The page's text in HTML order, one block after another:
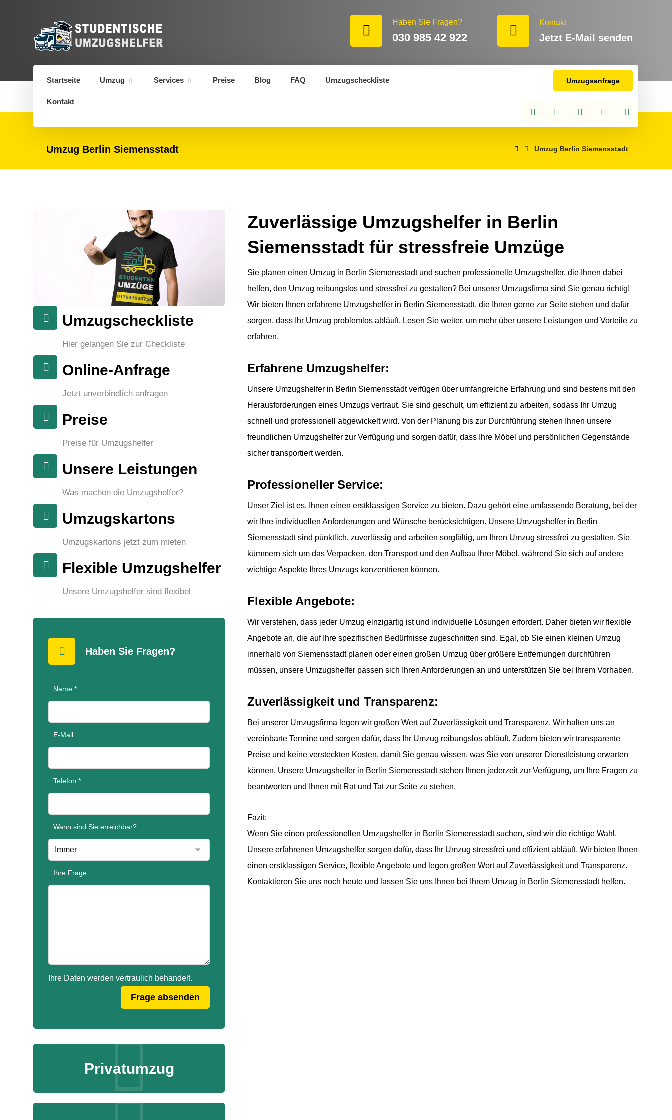
Kontakt
Jetzt E-Mail senden
Haben Sie Fragen?
030 985 42 922
Startseite Umzug Services Preise Blog FAQ Umzugscheckliste
Kontakt
Umzugsanfrage
Umzug Berlin Siemensstadt Umzug Berlin Siemensstadt
Umzugscheckliste
Hier gelangen Sie zur Checkliste
Online-Anfrage
Jetzt unverbindlich anfragen
Preise
Preise für Umzugshelfer
Unsere Leistungen
Was machen die Umzugshelfer?
Umzugskartons
Umzugskartons jetzt zum mieten
Flexible Umzugshelfer
Unsere Umzugshelfer sind flexibel
Haben Sie Fragen?
Name *
E-Mail
Telefon *
Wann sind Sie erreichbar?
Ihre Frage
Ihre Daten werden vertraulich behandelt.
Privatumzug
Zuverlässige Umzugshelfer in Berlin
Siemensstadt für stressfreie Umzüge
Sie planen einen Umzug in Berlin Siemensstadt und suchen professionelle Umzugshelfer, die Ihnen dabei
helfen, den Umzug reibungslos und stressfrei zu gestalten? Bei unserer Umzugsfirma sind Sie genau richtig!
Wir bieten Ihnen erfahrene Umzugshelfer in Berlin Siemensstadt, die Ihnen gerne zur Seite stehen und dafür
sorgen, dass Ihr Umzug problemlos abläuft. Lesen Sie weiter, um mehr über unsere Leistungen und Vorteile zu
erfahren.
Erfahrene Umzugshelfer:
Unsere Umzugshelfer in Berlin Siemensstadt verfügen über umfangreiche Erfahrung und sind bestens mit den
Herausforderungen eines Umzugs vertraut. Sie sind geschult, um effizient zu arbeiten, sodass Ihr Umzug
schnell und professionell abgewickelt wird. Von der Planung bis zur Durchführung stehen Ihnen unsere
freundlichen Umzugshelfer zur Verfügung und sorgen dafür, dass Ihre Möbel und persönlichen Gegenstände
sicher transportiert werden.
Professioneller Service:
Unser Ziel ist es, Ihnen einen erstklassigen Service zu bieten. Dazu gehört eine umfassende Beratung, bei der
wir Ihre individuellen Anforderungen und Wünsche berücksichtigen. Unsere Umzugshelfer in Berlin
Siemensstadt sind pünktlich, zuverlässig und arbeiten sorgfältig, um Ihren Umzug stressfrei zu gestalten. Sie
kümmern sich um das Verpacken, den Transport und den Aufbau Ihrer Möbel, während Sie sich auf andere
wichtige Aspekte Ihres Umzugs konzentrieren können.
Flexible Angebote:
Wir verstehen, dass jeder Umzug einzigartig ist und individuelle Lösungen erfordert. Daher bieten wir flexible
Angebote an, die auf Ihre spezifischen Bedürfnisse zugeschnitten sind. Egal, ob Sie einen kleinen Umzug
innerhalb von Siemensstadt planen oder einen großen Umzug über größere Entfernungen durchführen
müssen, unsere Umzugshelfer passen sich Ihren Anforderungen an und unterstützen Sie bei Ihrem Vorhaben.
Zuverlässigkeit und Transparenz:
Bei unserer Umzugsfirma legen wir großen Wert auf Zuverlässigkeit und Transparenz. Wir halten uns an
vereinbarte Termine und sorgen dafür, dass Ihr Umzug reibungslos abläuft. Zudem bieten wir transparente
Preise und keine versteckten Kosten, damit Sie genau wissen, was Sie von unserer Dienstleistung erwarten
können. Unsere Umzugshelfer in Berlin Siemensstadt stehen Ihnen jederzeit zur Verfügung, um Ihre Fragen zu
beantworten und Ihnen mit Rat und Tat zur Seite zu stehen.
Fazit:
Wenn Sie einen professionellen Umzugshelfer in Berlin Siemensstadt suchen, sind wir die richtige Wahl.
Unsere erfahrenen Umzugshelfer sorgen dafür, dass Ihr Umzug stressfrei und effizient abläuft. Wir bieten Ihnen
einen erstklassigen Service, flexible Angebote und legen großen Wert auf Zuverlässigkeit und Transparenz.
Kontaktieren Sie uns noch heute und lassen Sie uns Ihnen bei Ihrem Umzug in Berlin Siemensstadt helfen.